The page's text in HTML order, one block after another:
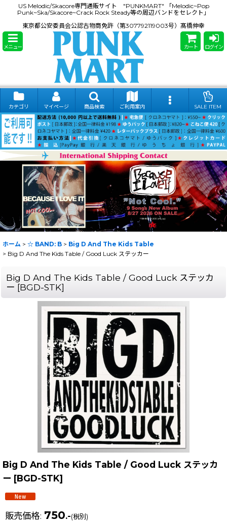
US Melodic/Skacore専門通販サイト "PUNKMART" 「Melodic~Pop
Punk~Ska/Skacore~Crack Rock Steady等の周辺バンドをセレクト」
東京都公安委員会公認古物商免許（第307792119003号）髙橋伸幸
メニュー カート ログイン
カテゴリ マイページ 商品検索 ご利用案内 SALE ITEM
ホーム > ☆ BAND: B > Big D And The Kids Table
> Big D And The Kids Table / Good Luck ステッカー
Big D And The Kids Table / Good Luck ステッカ
ー [BGD-STK]
Big D And The Kids Table / Good Luck ステッカ
ー [BGD-STK]
販売価格: 750.-(税別)